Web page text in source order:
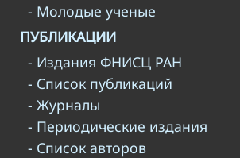
- Молодые ученые
ПУБЛИКАЦИИ
- Издания ФНИСЦ РАН
- Список публикаций
- Журналы
- Периодические издания
- Список авторов